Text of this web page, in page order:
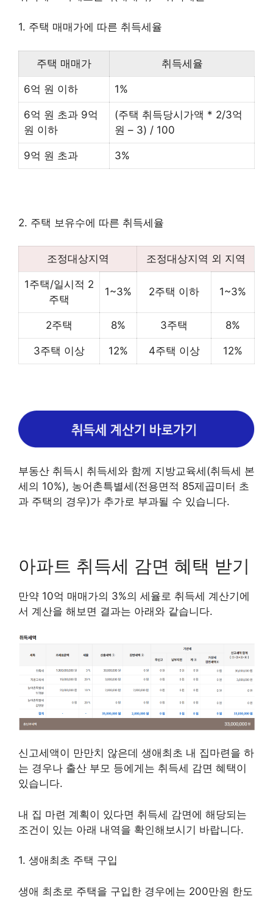
1. 주택 매매가에 따른 취득세율
주택 매매가 취득세율
6억 원 이하 1%
6억 원 초과 9억
원 이하
(주택 취득당시가액 * 2/3억
원 – 3) / 100
9억 원 초과 3%
2. 주택 보유수에 따른 취득세율
조정대상지역 조정대상지역 외 지역
1주택/일시적 2
주택
1~3% 2주택 이하 1~3%
2주택 8% 3주택 8%
3주택 이상 12% 4주택 이상 12%
부동산 취득시 취득세와 함께 지방교육세(취득세 본
세의 10%), 농어촌특별세(전용면적 85제곱미터 초
과 주택의 경우)가 추가로 부과될 수 있습니다.
아파트 취득세 감면 혜택 받기
만약 10억 매매가의 3%의 세율로 취득세 계산기에
서 계산을 해보면 결과는 아래와 같습니다.
신고세액이 만만치 않은데 생애최초 내 집마련을 하
는 경우나 출산 부모 등에게는 취득세 감면 혜택이
있습니다.
내 집 마련 계획이 있다면 취득세 감면에 해당되는
조건이 있는 아래 내역을 확인해보시기 바랍니다.
1. 생애최초 주택 구입
생애 최초로 주택을 구입한 경우에는 200만원 한도